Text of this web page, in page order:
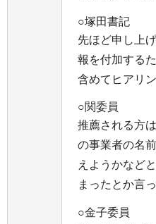
○塚田書記
先ほど申し上
報を付加する
含めてヒアリ
○関委員
推薦される方
の事業者の名
えようかなど
まったとか言
○金子委員